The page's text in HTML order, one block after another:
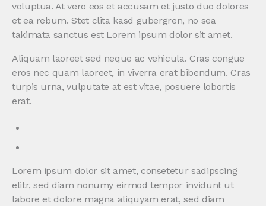
voluptua. At vero eos et accusam et justo duo dolores
et ea rebum. Stet clita kasd gubergren, no sea
takimata sanctus est Lorem ipsum dolor sit amet.
Aliquam laoreet sed neque ac vehicula. Cras congue
eros nec quam laoreet, in viverra erat bibendum. Cras
turpis urna, vulputate at est vitae, posuere lobortis
erat.
Lorem ipsum dolor sit amet, consetetur sadipscing
elitr, sed diam nonumy eirmod tempor invidunt ut
labore et dolore magna aliquyam erat, sed diam